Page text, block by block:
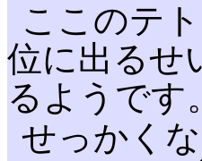
ここのテ
位に出るせ
るようです。
せっかく